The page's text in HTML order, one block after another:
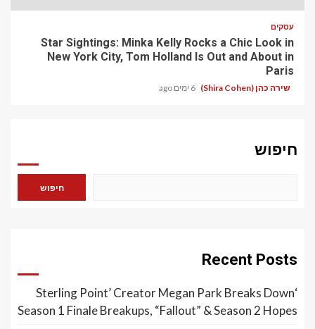
עסקים
Star Sightings: Minka Kelly Rocks a Chic Look in
New York City, Tom Holland Is Out and About in
Paris
שירה כהן (Shira Cohen) 6 ימים ago
חיפוש
חיפוש
Recent Posts
‘Sterling Point’ Creator Megan Park Breaks Down
Season 1 Finale Breakups, “Fallout” & Season 2 Hopes